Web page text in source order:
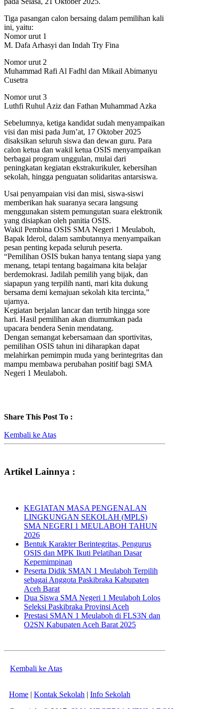
Tiga pasangan calon bersaing dalam pemilihan kali
ini, yaitu:
Nomor urut 1
M. Dafa Arhasyi dan Indah Try Fina
Nomor urut 2
Muhammad Rafi Al Fadhl dan Mikail Abimanyu
Cusetra
Nomor urut 3
Luthfi Ruhul Aziz dan Fathan Muhammad Azka
Sebelumnya, ketiga kandidat sudah menyampaikan
visi dan misi pada Jum’at, 17 Oktober 2025
disaksikan seluruh siswa dan dewan guru. Para
calon ketua dan wakil ketua OSIS menyampaikan
berbagai program unggulan, mulai dari
peningkatan kegiatan ekstrakurikuler, kebersihan
sekolah, hingga penguatan solidaritas antarsiswa.
Usai penyampaian visi dan misi, siswa-siswi
memberikan hak suaranya secara langsung
menggunakan sistem pemungutan suara elektronik
yang disiapkan oleh panitia OSIS.
Wakil Pembina OSIS SMA Negeri 1 Meulaboh,
Bapak Iderol, dalam sambutannya menyampaikan
pesan penting kepada seluruh peserta.
“Pemilihan OSIS bukan hanya tentang siapa yang
menang, tetapi tentang bagaimana kita belajar
berdemokrasi. Jadilah pemilih yang bijak, dan
siapapun yang terpilih nanti, mari kita dukung
bersama demi kemajuan sekolah kita tercinta,”
ujarnya.
Kegiatan berjalan lancar dan tertib hingga sore
hari. Hasil pemilihan akan diumumkan pada
upacara bendera Senin mendatang.
Dengan semangat kebersamaan dan sportivitas,
pemilihan OSIS tahun ini diharapkan dapat
melahirkan pemimpin muda yang berintegritas dan
mampu membawa perubahan positif bagi SMA
Negeri 1 Meulaboh.
Share This Post To :
Kembali ke Atas
Artikel Lainnya :
KEGIATAN MASA PENGENALAN
LINGKUNGAN SEKOLAH (MPLS)
SMA NEGERI 1 MEULABOH TAHUN
2026
Bentuk Karakter Berintegritas, Pengurus
OSIS dan MPK Ikuti Pelatihan Dasar
Kepemimpinan
Peserta Didik SMAN 1 Meulaboh Terpilih
sebagai Anggota Paskibraka Kabupaten
Aceh Barat
Dua Siswa SMA Negeri 1 Meulaboh Lolos
Seleksi Paskibraka Provinsi Aceh
Prestasi SMAN 1 Meulaboh di FLS3N dan
O2SN Kabupaten Aceh Barat 2025
Kembali ke Atas
Home | Kontak Sekolah | Info Sekolah